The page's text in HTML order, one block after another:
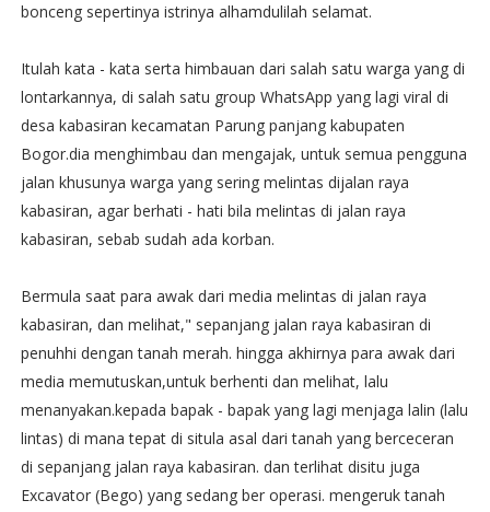
bonceng sepertinya istrinya alhamdulilah selamat.
Itulah kata - kata serta himbauan dari salah satu warga yang di
lontarkannya, di salah satu group WhatsApp yang lagi viral di
desa kabasiran kecamatan Parung panjang kabupaten
Bogor.dia menghimbau dan mengajak, untuk semua pengguna
jalan khusunya warga yang sering melintas dijalan raya
kabasiran, agar berhati - hati bila melintas di jalan raya
kabasiran, sebab sudah ada korban.
Bermula saat para awak dari media melintas di jalan raya
kabasiran, dan melihat," sepanjang jalan raya kabasiran di
penuhhi dengan tanah merah. hingga akhirnya para awak dari
media memutuskan,untuk berhenti dan melihat, lalu
menanyakan.kepada bapak - bapak yang lagi menjaga lalin (lalu
lintas) di mana tepat di situla asal dari tanah yang berceceran
di sepanjang jalan raya kabasiran. dan terlihat disitu juga
Excavator (Bego) yang sedang ber operasi. mengeruk tanah